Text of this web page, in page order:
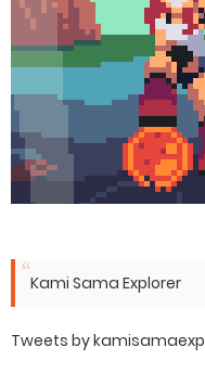
Kami Sama Explorer
Tweets by kamisamaexp